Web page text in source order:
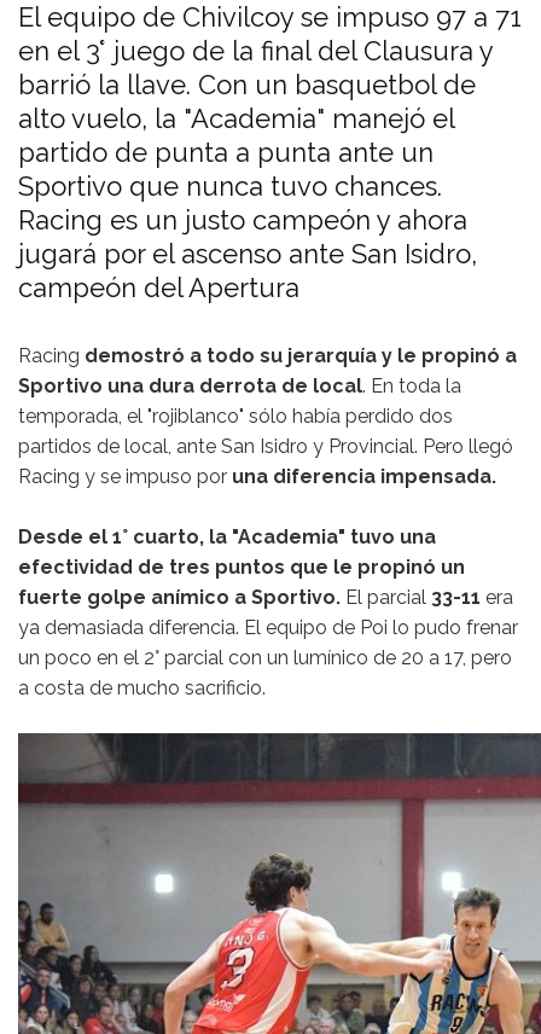
El equipo de Chivilcoy se impuso 97 a 71
en el 3° juego de la final del Clausura y
barrió la llave. Con un basquetbol de
alto vuelo, la "Academia" manejó el
partido de punta a punta ante un
Sportivo que nunca tuvo chances.
Racing es un justo campeón y ahora
jugará por el ascenso ante San Isidro,
campeón del Apertura
Racing demostró a todo su jerarquía y le propinó a
Sportivo una dura derrota de local. En toda la
temporada, el "rojiblanco" sólo había perdido dos
partidos de local, ante San Isidro y Provincial. Pero llegó
Racing y se impuso por una diferencia impensada.
Desde el 1° cuarto, la "Academia" tuvo una
efectividad de tres puntos que le propinó un
fuerte golpe anímico a Sportivo. El parcial 33-11 era
ya demasiada diferencia. El equipo de Poi lo pudo frenar
un poco en el 2° parcial con un lumínico de 20 a 17, pero
a costa de mucho sacrificio.